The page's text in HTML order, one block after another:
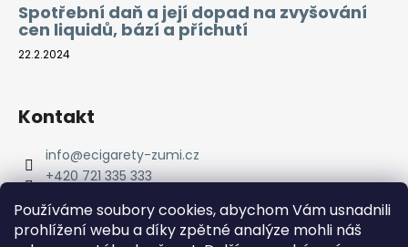
Používáme soubory cookies, abychom Vám usnadnili
prohlížení webu a díky zpětné analýze mohli náš
Spotřební daň a její dopad na zvyšování
cen liquidů, bází a příchutí
22.2.2024
Kontakt
info@ecigarety-zumi.cz
+420 721 335 333